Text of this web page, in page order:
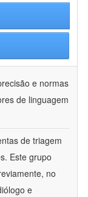
e normas
de linguagem
de triagem
Este grupo
no
e